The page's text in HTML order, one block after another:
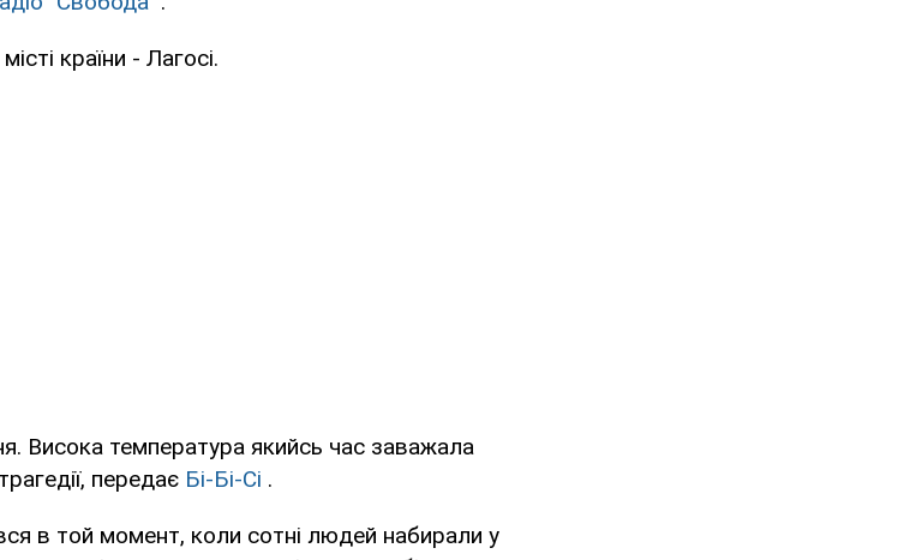
країни - Лагосі.
Висока температура якийсь час заважала
передає Бі-Бі-Сі .
в той момент, коли сотні людей набирали у